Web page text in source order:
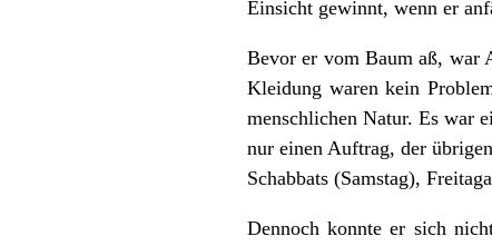
Einsicht gewinnt, wenn er
Bevor er vom Baum aß, war
Kleidung waren kein
menschlichen Natur. Es war
nur einen Auftrag, der
Schabbats (Samstag),
Dennoch konnte er sich